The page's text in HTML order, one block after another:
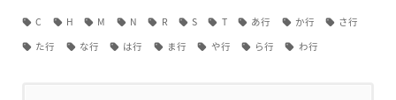
C H M N R S T あ行 か行
さ行
た行
な行 は行 ま行 や行 ら行 わ行